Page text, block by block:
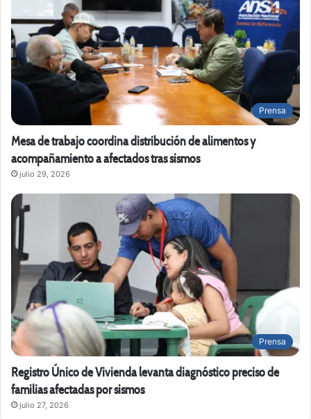
Prensa
Mesa de trabajo coordina distribución de alimentos y
acompañamiento a afectados tras sismos
julio 29, 2026
Prensa
Registro Único de Vivienda levanta diagnóstico preciso de
familias afectadas por sismos
julio 27, 2026